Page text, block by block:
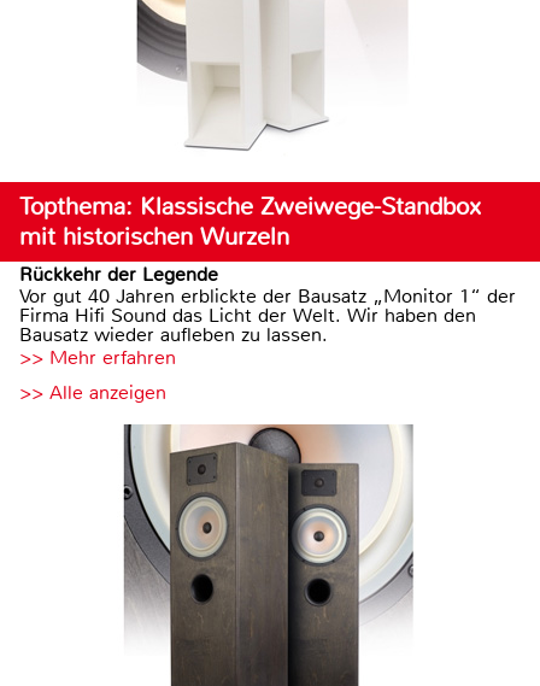
Topthema: Klassische Zweiwege-Standbox
mit historischen Wurzeln
Rückkehr der Legende
Vor gut 40 Jahren erblickte der Bausatz „Monitor 1“ der
Firma Hifi Sound das Licht der Welt. Wir haben den
Bausatz wieder aufleben zu lassen.
>> Mehr erfahren
>> Alle anzeigen